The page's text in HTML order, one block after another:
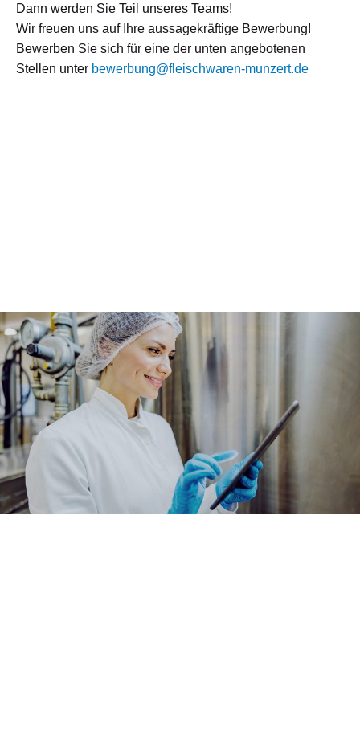
Dann werden Sie Teil unseres Teams!
Wir freuen uns auf Ihre aussagekräftige Bewerbung!
Bewerben Sie sich für eine der unten angebotenen
Stellen unter bewerbung@fleischwaren-munzert.de